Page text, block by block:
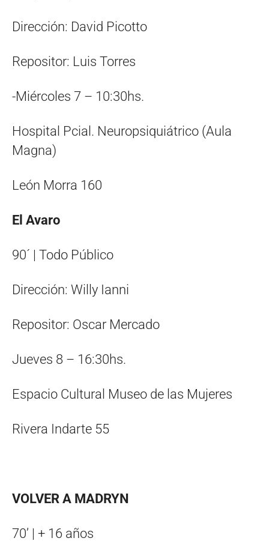
Dirección: David Picotto
Repositor: Luis Torres
-Miércoles 7 – 10:30hs.
Hospital Pcial. Neuropsiquiátrico (Aula
Magna)
León Morra 160
El Avaro
90´ | Todo Público
Dirección: Willy Ianni
Repositor: Oscar Mercado
Jueves 8 – 16:30hs.
Espacio Cultural Museo de las Mujeres
Rivera Indarte 55
VOLVER A MADRYN
70’ | + 16 años